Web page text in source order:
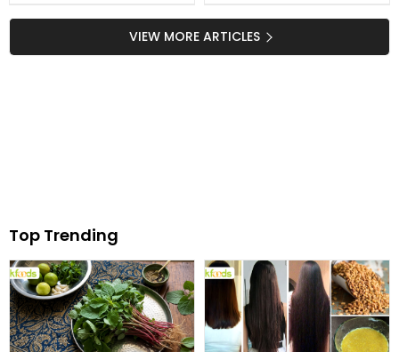
جانیں ڈاکٹر بلقیس کی
بتائی ہوئی ایک ایسی ٹِپ
جانیئے اس کے نقصانات اور
بلڈ پریشر نارمل کرنے کے
VIEW MORE ARTICLES
Top Trending